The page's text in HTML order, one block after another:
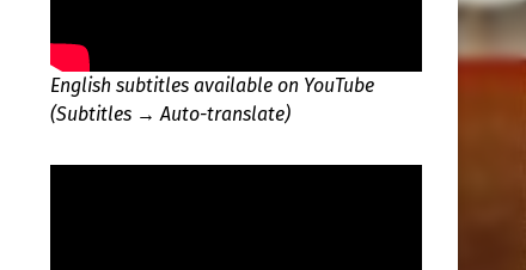
English subtitles available on YouTube
(Subtitles → Auto-translate)